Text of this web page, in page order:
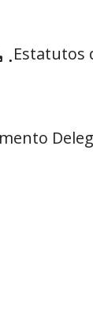
.Estatutos